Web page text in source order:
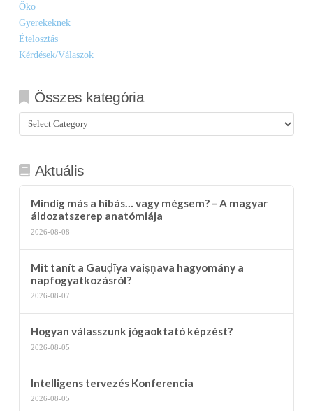
Öko
Gyerekeknek
Ételosztás
Kérdések/Válaszok
Összes kategória
Összes
kategória
Aktuális
Mindig más a hibás… vagy mégsem? – A magyar
áldozatszerep anatómiája
2026-08-08
Mit tanít a Gauḍīya vaiṣṇava hagyomány a
napfogyatkozásról?
2026-08-07
Hogyan válasszunk jógaoktató képzést?
2026-08-05
Intelligens tervezés Konferencia
2026-08-05